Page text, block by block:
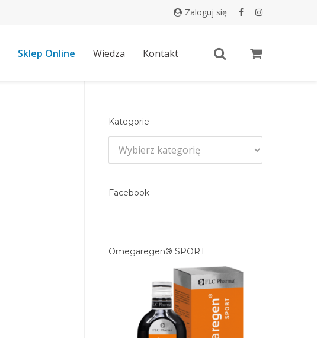
zaloguj się
Sklep Online Wiedza Kontakt
Kategorie
Facebook
Omegaregen® SPORT